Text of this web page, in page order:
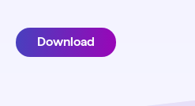
Download